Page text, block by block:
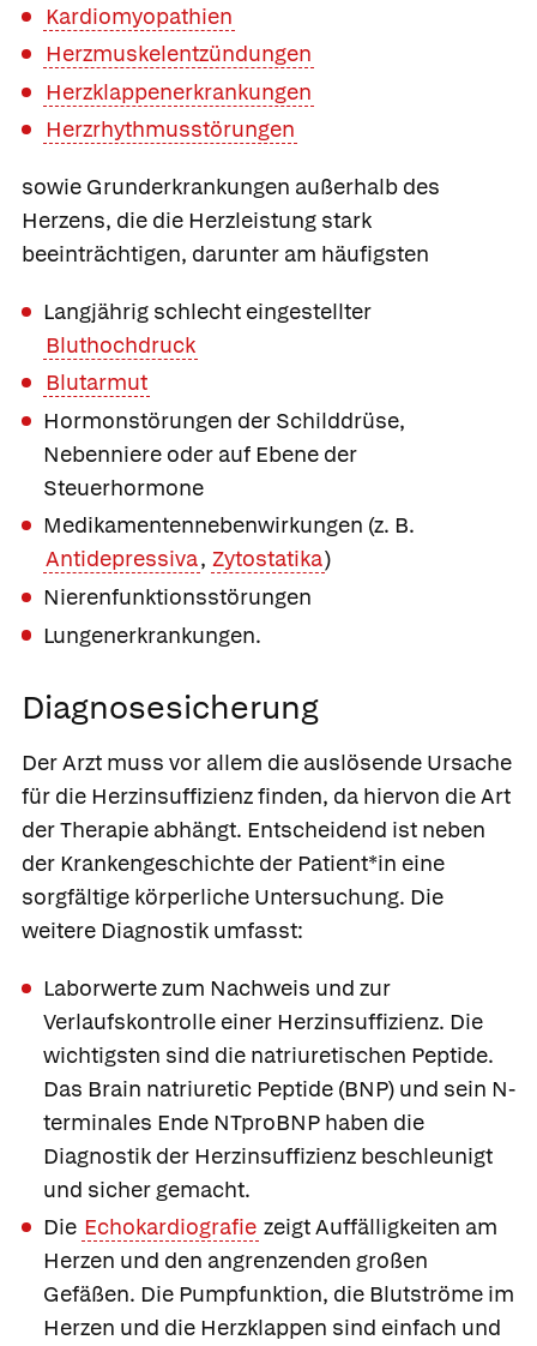
Kardiomyopathien
Herzmuskelentzündungen
Herzklappenerkrankungen
Herzrhythmusstörungen
sowie Grunderkrankungen außerhalb des
Herzens, die die Herzleistung stark
beeinträchtigen, darunter am häufigsten
Langjährig schlecht eingestellter
Bluthochdruck
Blutarmut
Hormonstörungen der Schilddrüse,
Nebenniere oder auf Ebene der
Steuerhormone
Medikamentennebenwirkungen (z. B.
Antidepressiva, Zytostatika)
Nierenfunktionsstörungen
Lungenerkrankungen.
Diagnosesicherung
Der Arzt muss vor allem die auslösende Ursache
für die Herzinsuffizienz finden, da hiervon die Art
der Therapie abhängt. Entscheidend ist neben
der Krankengeschichte der Patient*in eine
sorgfältige körperliche Untersuchung. Die
weitere Diagnostik umfasst:
Laborwerte zum Nachweis und zur
Verlaufskontrolle einer Herzinsuffizienz. Die
wichtigsten sind die natriuretischen Peptide.
Das Brain natriuretic Peptide (BNP) und sein N-
terminales Ende NTproBNP haben die
Diagnostik der Herzinsuffizienz beschleunigt
und sicher gemacht.
Die Echokardiografie zeigt Auffälligkeiten am
Herzen und den angrenzenden großen
Gefäßen. Die Pumpfunktion, die Blutströme im
Herzen und die Herzklappen sind einfach und